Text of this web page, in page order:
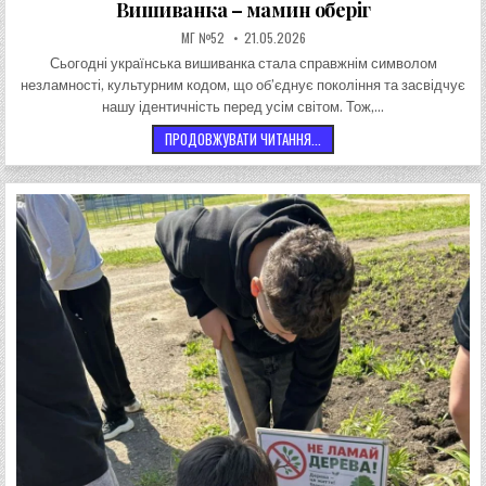
Вишиванка – мамин оберіг
АВТОР:
МГ №52 ДАТА ЗАПИСИ:
21.05.2026
Сьогодні українська вишиванка стала справжнім символом
незламності, культурним кодом, що об’єднує покоління та засвідчує
нашу ідентичність перед усім світом. Тож,…
ПРОДОВЖУВАТИ ЧИТАННЯ... ВИШИВАНКА – МАМИН ОБЕРІГ